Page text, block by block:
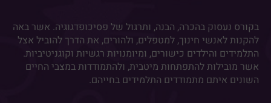
בקורס נעסוק בהכרה, הבנה, ותרגול של פסיכופדגוגיה. אשר באה
להקנות לאנשי חינוך, למטפלים, ולהורים, את הדרך להוביל אצל
התלמידים והילדים כישורים, ומיומנויות רגשיות וקוגניטיביות.
אשר מובילות להתפתחות מיטבית, ולהתמודדות במצבי החיים
השונים איתם מתמודדים התלמידים בחייהם.